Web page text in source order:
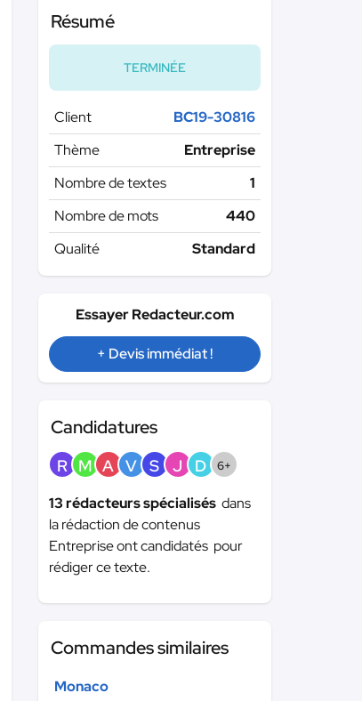
Résumé
TERMINÉE
Client
BC19-30816
Thème
Entreprise
Nombre de textes
1
Nombre de mots
440
Qualité
Standard
Essayer Redacteur.com
+ Devis immédiat !
Candidatures
R M A V S J D 6+
13 rédacteurs spécialisés dans
la rédaction de contenus
Entreprise ont candidatés pour
rédiger ce texte.
Commandes similaires
Monaco